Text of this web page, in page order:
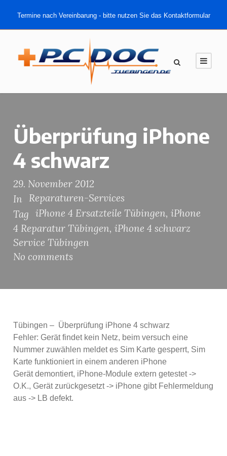
Termine nach Vereinbarung - bitte nutzen Sie das Kontaktformular
Überprüfung iPhone
4 schwarz
29. November 2012
In
Reparaturen-Services
Tag iPhone 4 Ersatzteile Tübingen, iPhone
4 Reparatur Tübingen, iPhone 4 schwarz
Service Tübingen
No comments
Tübingen – Überprüfung iPhone 4 schwarz
Fehler: Gerät findet kein Netz, beim versuch eine
Nummer zuwählen meldet es Sim Karte gesperrt, Sim
Karte funktioniert in einem anderen iPhone
Gerät demontiert, iPhone-Module extern getestet ->
O.K., Gerät zurückgesetzt -> iPhone gibt Fehlermeldung
aus -> LB defekt.